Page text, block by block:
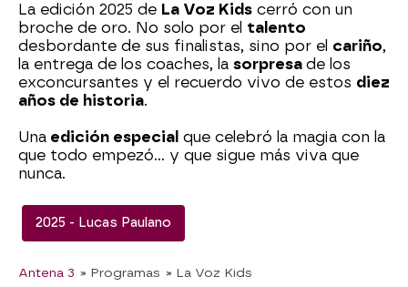
La edición 2025 de La Voz Kids cerró con un
broche de oro. No solo por el talento
desbordante de sus finalistas, sino por el cariño,
la entrega de los coaches, la sorpresa de los
exconcursantes y el recuerdo vivo de estos diez
años de historia.
Una edición especial que celebró la magia con la
que todo empezó… y que sigue más viva que
nunca.
2025 - Lucas Paulano
Antena 3 » Programas » La Voz Kids